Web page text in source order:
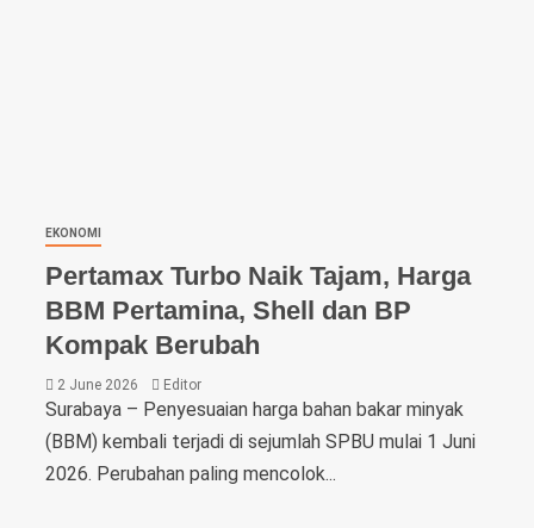
EKONOMI
Pertamax Turbo Naik Tajam, Harga
BBM Pertamina, Shell dan BP
Kompak Berubah
2 June 2026 Editor
Surabaya – Penyesuaian harga bahan bakar minyak
(BBM) kembali terjadi di sejumlah SPBU mulai 1 Juni
2026. Perubahan paling mencolok...